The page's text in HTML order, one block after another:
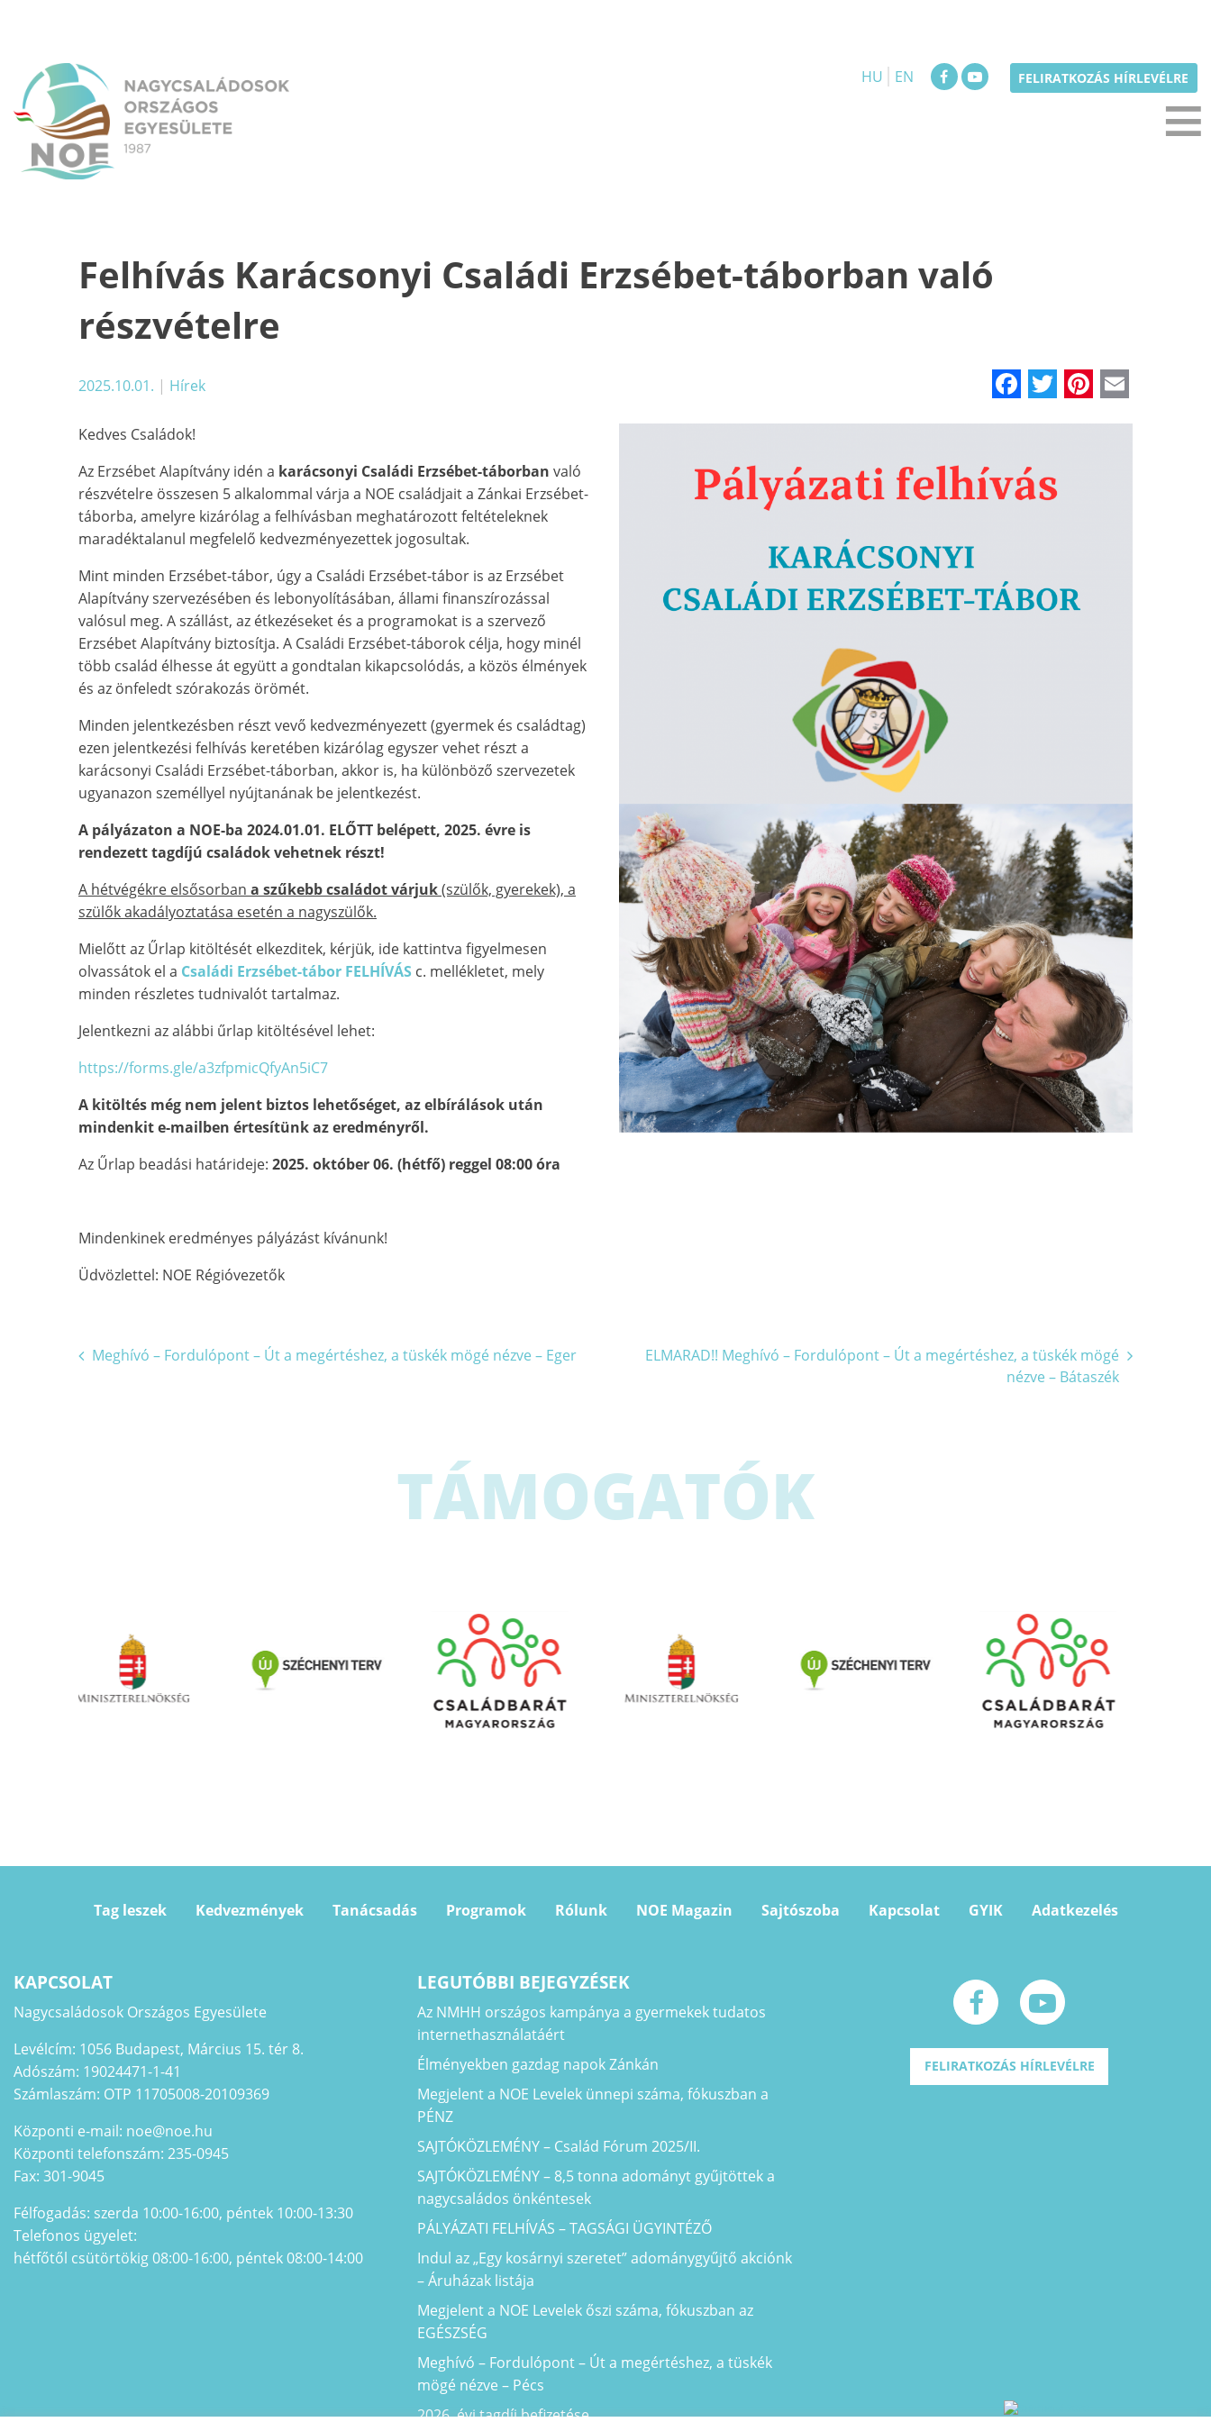
HU EN FELIRATKOZÁS HÍRLEVÉLRE
≡
Felhívás Karácsonyi Családi Erzsébet-táborban való
részvételre
2025.10.01. | Hírek Facebook
Twitter
Kedves Családok!
Az Erzsébet Alapítvány idén a karácsonyi Családi Erzsébet-táborban való
részvételre összesen 5 alkalommal várja a NOE családjait a Zánkai Erzsébet-
táborba, amelyre kizárólag a felhívásban meghatározott feltételeknek
maradéktalanul megfelelő kedvezményezettek jogosultak.
Mint minden Erzsébet-tábor, úgy a Családi Erzsébet-tábor is az Erzsébet
Alapítvány szervezésében és lebonyolításában, állami finanszírozással
valósul meg. A szállást, az étkezéseket és a programokat is a szervező
Erzsébet Alapítvány biztosítja. A Családi Erzsébet-táborok célja, hogy minél
több család élhesse át együtt a gondtalan kikapcsolódás, a közös élmények
és az önfeledt szórakozás örömét.
Minden jelentkezésben részt vevő kedvezményezett (gyermek és családtag)
ezen jelentkezési felhívás keretében kizárólag egyszer vehet részt a
karácsonyi Családi Erzsébet-táborban, akkor is, ha különböző szervezetek
ugyanazon személlyel nyújtanának be jelentkezést.
A pályázaton a NOE-ba 2024.01.01. ELŐTT belépett, 2025. évre is
rendezett tagdíjú családok vehetnek részt!
A hétvégékre elsősorban a szűkebb családot várjuk(szülők, gyerekek), a
szülők akadályoztatása esetén a nagyszülők.
Mielőtt az Űrlap kitöltését elkezditek, kérjük, ide kattintva figyelmesen
olvassátok el a Családi Erzsébet-tábor FELHÍVÁS c. mellékletet, mely
minden részletes tudnivalót tartalmaz.
Jelentkezni az alábbi űrlap kitöltésével lehet:
https://forms.gle/a3zfpmicQfyAn5iC7
A kitöltés még nem jelent biztos lehetőséget, az elbírálások után
mindenkit e-mailben értesítünk az eredményről.
Az Űrlap beadási határideje: 2025. október 06. (hétfő) reggel 08:00 óra
Mindenkinek eredményes pályázást kívánunk!
Üdvözlettel: NOE Régióvezetők
Bejegyzés
Meghívó – Fordulópont – Út a megértéshez, a tüskék mögé nézve – Eger
ELMARAD!! Meghívó – Fordulópont – Út a megértéshez, a tüskék mögé
nézve – Bátaszék
TÁMOGATÓK
Tag leszek Kedvezmények Tanácsadás Programok Rólunk NOE Magazin Sajtószoba Kapcsolat GYIK Adatkezelés
KAPCSOLAT
Nagycsaládosok Országos Egyesülete
Levélcím: 1056 Budapest, Március 15. tér 8.
Adószám: 19024471-1-41
Számlaszám: OTP 11705008-20109369
Központi e-mail: noe@noe.hu
Központi telefonszám: 235-0945
Fax: 301-9045
Félfogadás: szerda 10:00-16:00, péntek 10:00-13:30
Telefonos ügyelet:
hétfőtől csütörtökig 08:00-16:00, péntek 08:00-14:00
LEGUTÓBBI BEJEGYZÉSEK
Az NMHH országos kampánya a gyermekek tudatos
internethasználatáért
Élményekben gazdag napok Zánkán
Megjelent a NOE Levelek ünnepi száma, fókuszban a
PÉNZ
SAJTÓKÖZLEMÉNY – Család Fórum 2025/II.
SAJTÓKÖZLEMÉNY – 8,5 tonna adományt gyűjtöttek a
nagycsaládos önkéntesek
PÁLYÁZATI FELHÍVÁS – TAGSÁGI ÜGYINTÉZŐ
Indul az „Egy kosárnyi szeretet” adománygyűjtő akciónk
– Áruházak listája
Megjelent a NOE Levelek őszi száma, fókuszban az
EGÉSZSÉG
Meghívó – Fordulópont – Út a megértéshez, a tüskék
mögé nézve – Pécs
2026. évi tagdíj befizetése
FELIRATKOZÁS HÍRLEVÉLRE